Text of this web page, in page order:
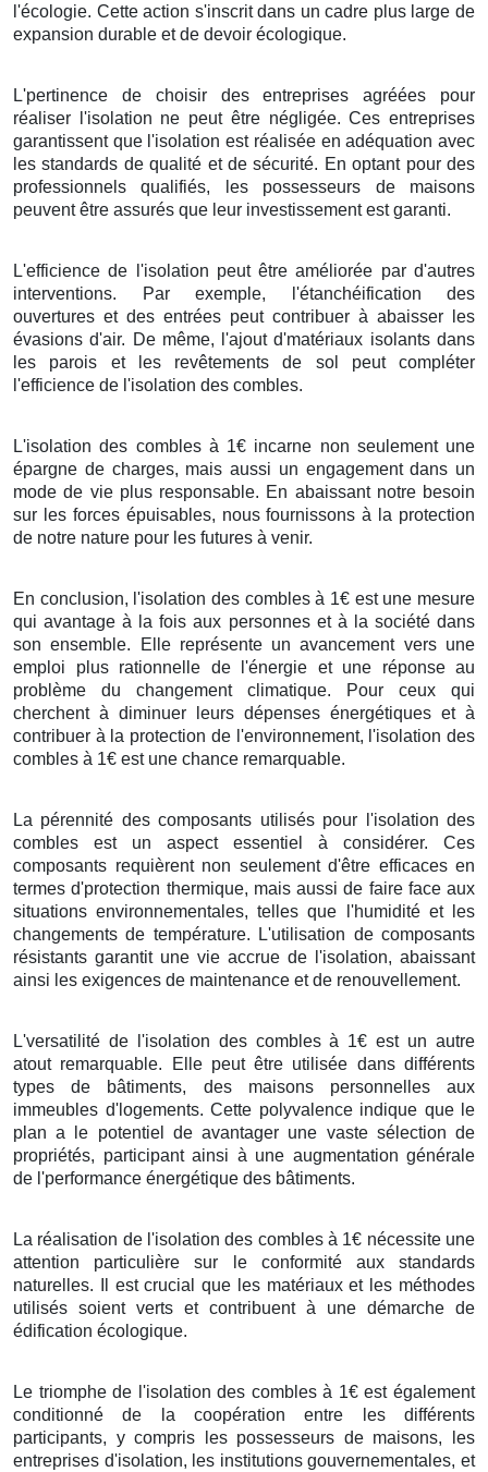
l'écologie. Cette action s'inscrit dans un cadre plus large de
expansion durable et de devoir écologique.
L'pertinence de choisir des entreprises agréées pour
réaliser l'isolation ne peut être négligée. Ces entreprises
garantissent que l'isolation est réalisée en adéquation avec
les standards de qualité et de sécurité. En optant pour des
professionnels qualifiés, les possesseurs de maisons
peuvent être assurés que leur investissement est garanti.
L'efficience de l'isolation peut être améliorée par d'autres
interventions. Par exemple, l'étanchéification des
ouvertures et des entrées peut contribuer à abaisser les
évasions d'air. De même, l'ajout d'matériaux isolants dans
les parois et les revêtements de sol peut compléter
l'efficience de l'isolation des combles.
L'isolation des combles à 1€ incarne non seulement une
épargne de charges, mais aussi un engagement dans un
mode de vie plus responsable. En abaissant notre besoin
sur les forces épuisables, nous fournissons à la protection
de notre nature pour les futures à venir.
En conclusion, l'isolation des combles à 1€ est une mesure
qui avantage à la fois aux personnes et à la société dans
son ensemble. Elle représente un avancement vers une
emploi plus rationnelle de l'énergie et une réponse au
problème du changement climatique. Pour ceux qui
cherchent à diminuer leurs dépenses énergétiques et à
contribuer à la protection de l'environnement, l'isolation des
combles à 1€ est une chance remarquable.
La pérennité des composants utilisés pour l'isolation des
combles est un aspect essentiel à considérer. Ces
composants requièrent non seulement d'être efficaces en
termes d'protection thermique, mais aussi de faire face aux
situations environnementales, telles que l'humidité et les
changements de température. L'utilisation de composants
résistants garantit une vie accrue de l'isolation, abaissant
ainsi les exigences de maintenance et de renouvellement.
L'versatilité de l'isolation des combles à 1€ est un autre
atout remarquable. Elle peut être utilisée dans différents
types de bâtiments, des maisons personnelles aux
immeubles d'logements. Cette polyvalence indique que le
plan a le potentiel de avantager une vaste sélection de
propriétés, participant ainsi à une augmentation générale
de l'performance énergétique des bâtiments.
La réalisation de l'isolation des combles à 1€ nécessite une
attention particulière sur le conformité aux standards
naturelles. Il est crucial que les matériaux et les méthodes
utilisés soient verts et contribuent à une démarche de
édification écologique.
Le triomphe de l'isolation des combles à 1€ est également
conditionné de la coopération entre les différents
participants, y compris les possesseurs de maisons, les
entreprises d'isolation, les institutions gouvernementales, et